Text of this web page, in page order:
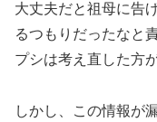
大丈夫だと祖母に告
るつもりだったなと
プシは考え直した方
しかし、この情報が